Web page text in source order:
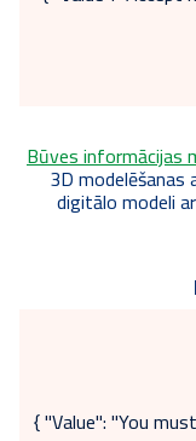
Būves informācijas
3D modelēšanas
digitālo modeli
{ "Value": "You